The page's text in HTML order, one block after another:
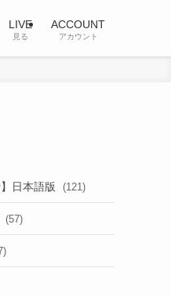
LIVE
見る
ACCOUNT
アカウント
日本語版 (121)
(57)